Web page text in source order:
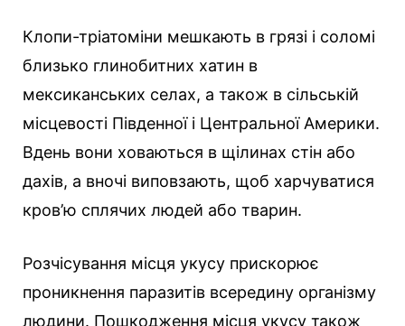
Клопи-тріатоміни мешкають в грязі і соломі
близько глинобитних хатин в
мексиканських селах, а також в сільській
місцевості Південної і Центральної Америки.
Вдень вони ховаються в щілинах стін або
дахів, а вночі виповзають, щоб харчуватися
кров’ю сплячих людей або тварин.
Розчісування місця укусу прискорює
проникнення паразитів всередину організму
людини. Пошкодження місця укусу також